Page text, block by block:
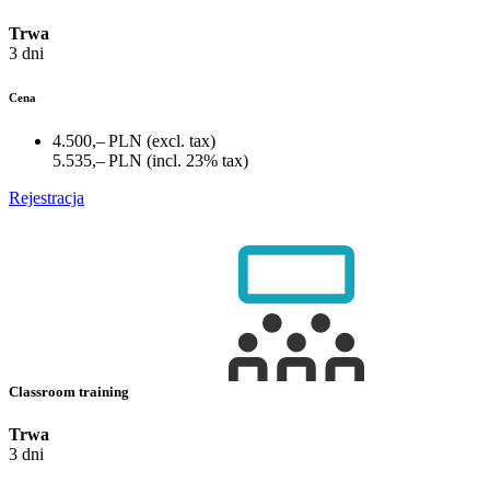
Trwa
3 dni
Cena
4.500,– PLN (excl. tax)
5.535,– PLN (incl. 23% tax)
Rejestracja
Classroom training
Trwa
3 dni